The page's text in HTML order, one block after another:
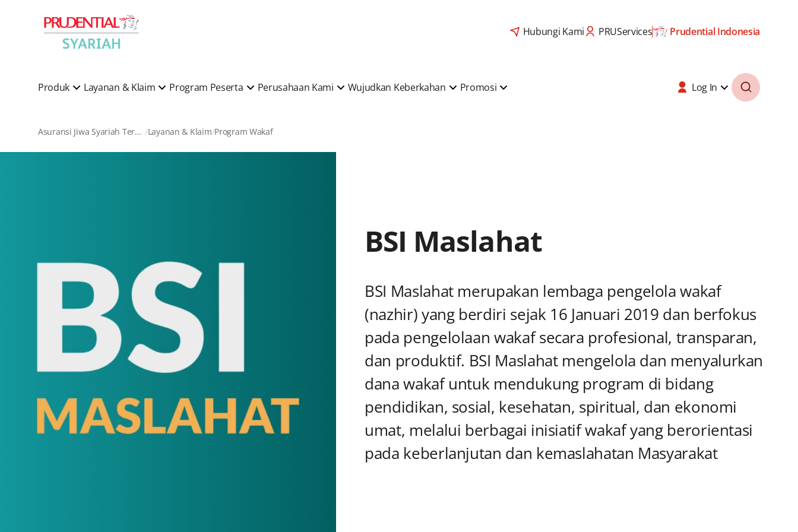
Hubungi Kami PRUServices Prudential Indonesia
Produk Layanan & Klaim Program Peserta Perusahaan Kami Wujudkan Keberkahan Promosi Log In
Asuransi Jiwa Syariah Terkemuka di Indonesia Layanan & Klaim Program Wakaf
BSI Maslahat
BSI Maslahat merupakan lembaga pengelola wakaf
(nazhir) yang berdiri sejak 16 Januari 2019 dan berfokus
pada pengelolaan wakaf secara profesional, transparan,
dan produktif. BSI Maslahat mengelola dan menyalurkan
dana wakaf untuk mendukung program di bidang
pendidikan, sosial, kesehatan, spiritual, dan ekonomi
umat, melalui berbagai inisiatif wakaf yang berorientasi
pada keberlanjutan dan kemaslahatan Masyarakat